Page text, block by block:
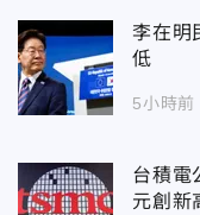
李在
低
5小時前
台積電
元創